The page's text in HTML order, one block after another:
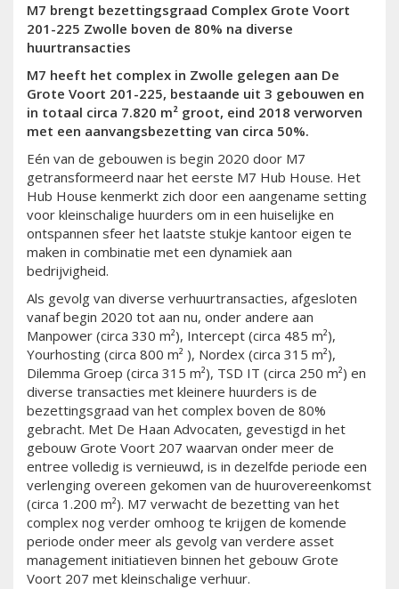
M7 brengt bezettingsgraad Complex Grote Voort
201-225 Zwolle boven de 80% na diverse
huurtransacties
M7 heeft het complex in Zwolle gelegen aan De
Grote Voort 201-225, bestaande uit 3 gebouwen en
in totaal circa 7.820 m² groot, eind 2018 verworven
met een aanvangsbezetting van circa 50%.
Eén van de gebouwen is begin 2020 door M7
getransformeerd naar het eerste M7 Hub House. Het
Hub House kenmerkt zich door een aangename setting
voor kleinschalige huurders om in een huiselijke en
ontspannen sfeer het laatste stukje kantoor eigen te
maken in combinatie met een dynamiek aan
bedrijvigheid.
Als gevolg van diverse verhuurtransacties, afgesloten
vanaf begin 2020 tot aan nu, onder andere aan
Manpower (circa 330 m²), Intercept (circa 485 m²),
Yourhosting (circa 800 m² ), Nordex (circa 315 m²),
Dilemma Groep (circa 315 m²), TSD IT (circa 250 m²) en
diverse transacties met kleinere huurders is de
bezettingsgraad van het complex boven de 80%
gebracht. Met De Haan Advocaten, gevestigd in het
gebouw Grote Voort 207 waarvan onder meer de
entree volledig is vernieuwd, is in dezelfde periode een
verlenging overeen gekomen van de huurovereenkomst
(circa 1.200 m²). M7 verwacht de bezetting van het
complex nog verder omhoog te krijgen de komende
periode onder meer als gevolg van verdere asset
management initiatieven binnen het gebouw Grote
Voort 207 met kleinschalige verhuur.